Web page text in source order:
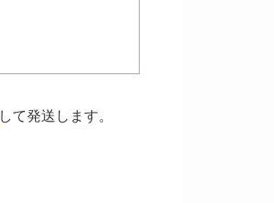
して発送します。